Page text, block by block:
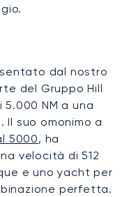
dal nostro
del Gruppo Hill
NM a una
Il suo omonimo a
5000, ha
velocità di 512
e uno yacht per
perfetta.